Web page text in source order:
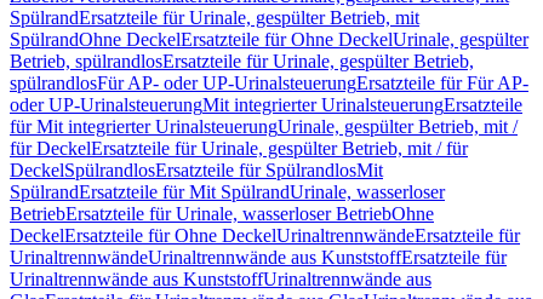
SpülrandErsatzteile für Urinale, gespülter Betrieb, mit
SpülrandOhne DeckelErsatzteile für Ohne DeckelUrinale, gespülter
Betrieb, spülrandlosErsatzteile für Urinale, gespülter Betrieb,
spülrandlosFür AP- oder UP-UrinalsteuerungErsatzteile für Für AP-
oder UP-UrinalsteuerungMit integrierter UrinalsteuerungErsatzteile
für Mit integrierter UrinalsteuerungUrinale, gespülter Betrieb, mit /
für DeckelErsatzteile für Urinale, gespülter Betrieb, mit / für
DeckelSpülrandlosErsatzteile für SpülrandlosMit
SpülrandErsatzteile für Mit SpülrandUrinale, wasserloser
BetriebErsatzteile für Urinale, wasserloser BetriebOhne
DeckelErsatzteile für Ohne DeckelUrinaltrennwändeErsatzteile für
UrinaltrennwändeUrinaltrennwände aus KunststoffErsatzteile für
Urinaltrennwände aus KunststoffUrinaltrennwände aus